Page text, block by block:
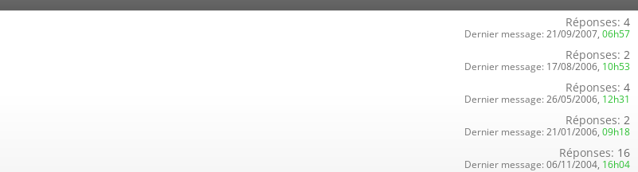
Réponses: 4
Dernier message: 21/09/2007, 06h57
Réponses: 2
Dernier message: 17/08/2006, 10h53
Réponses: 4
Dernier message: 26/05/2006, 12h31
Réponses: 2
Dernier message: 21/01/2006, 09h18
Réponses: 16
Dernier message: 06/11/2004, 16h04